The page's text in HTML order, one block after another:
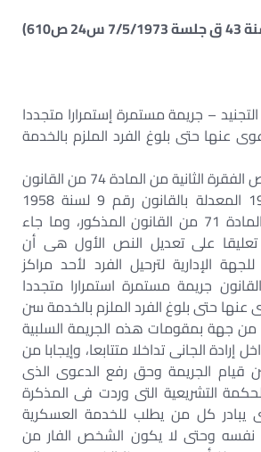
– جريمة مستمرة إستمرارا متجددا
عنها حتى بلوغ الفرد الملزم بالخدمة
أن دلالة عبارات نصوص الفقرة الثانية من المادة 74 من القانون
رقم 505 لسنة 1955 المعدلة بالقانون رقم 9 لسنة 1958
والفقرة الثالثة من المادة 71 من القانون المذكور، وما جاء
تعليقا على تعديل النص الأول هى أن
الإدارية لترحيل الفرد لأحد مراكز
جريمة مستمرة استمرارا متجددا
حتى بلوغ الفرد الملزم بالخدمة سن
من جهة بمقومات هذه الجريمة السلبية
إرادة الجانى تداخلا متتابعا، وإيجابا من
قيام الجريمة وحق رفع الدعوى الذى
التشريعية التى وردت فى المذكرة
يبادر كل من يطلب للخدمة العسكرية
نفسه وحتى لا يكون الشخص الفار من